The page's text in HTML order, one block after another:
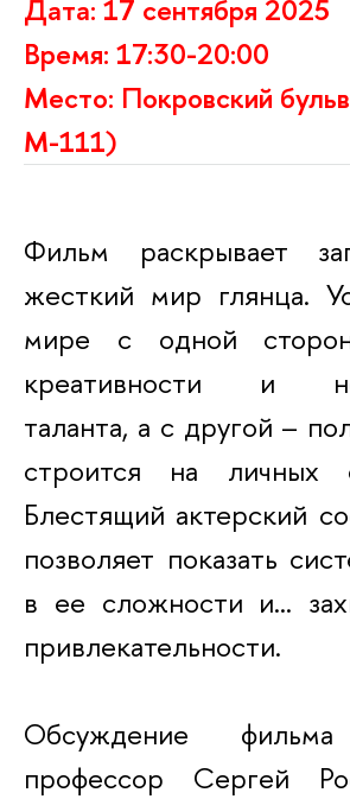
Дата: 17 сентября 2025
Время: 17:30-20:00
Место: Покровский
М-111)
Фильм раскрывает
жесткий мир глянца.
мире с одной
креативности и
таланта, а с другой –
строится на личных
Блестящий актерский
позволяет показать
в ее сложности и…
привлекательности.
Обсуждение
профессор Сергей